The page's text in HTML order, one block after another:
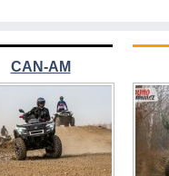
CAN-AM